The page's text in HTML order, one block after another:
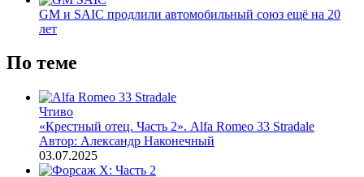
GM и SAIC продлили автомобильный союз ещё на 20
лет
По теме
Чтиво
«Крестный отец. Часть 2». Alfa Romeo 33 Stradale
Автор: Александр Наконечный
03.07.2025